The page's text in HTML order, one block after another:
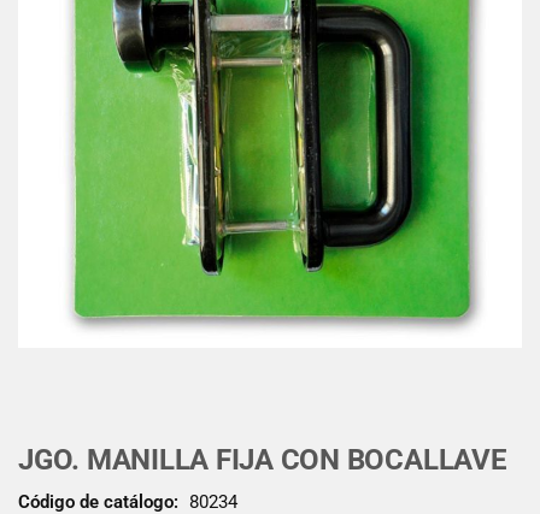
JGO. MANILLA FIJA CON BOCALLAVE
Código de catálogo: 80234